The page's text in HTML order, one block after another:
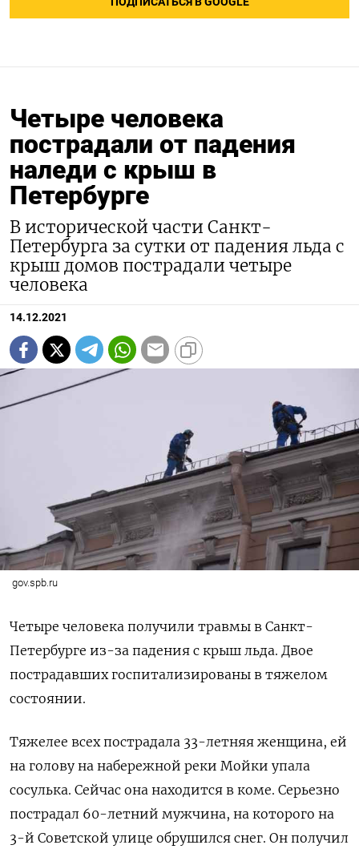
Четыре человека
пострадали от падения
наледи с крыш в
Петербурге
В исторической части Санкт-
Петербурга за сутки от падения льда с
крыш домов пострадали четыре
человека
14.12.2021
gov.spb.ru
Четыре человека получили травмы в Санкт-
Петербурге из-за падения с крыш льда. Двое
пострадавших госпитализированы в тяжелом
состоянии.
Тяжелее всех пострадала 33-летняя женщина, ей
на голову на набережной реки Мойки упала
сосулька. Сейчас она находится в коме. Серьезно
пострадал 60-летний мужчина, на которого на
3-й Советской улице обрушился снег. Он получил